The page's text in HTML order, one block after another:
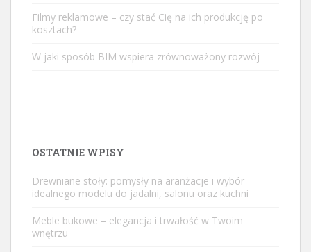
Filmy reklamowe – czy stać Cię na ich produkcję po
kosztach?
W jaki sposób BIM wspiera zrównoważony rozwój
OSTATNIE WPISY
Drewniane stoły: pomysły na aranżacje i wybór
idealnego modelu do jadalni, salonu oraz kuchni
Meble bukowe – elegancja i trwałość w Twoim
wnętrzu